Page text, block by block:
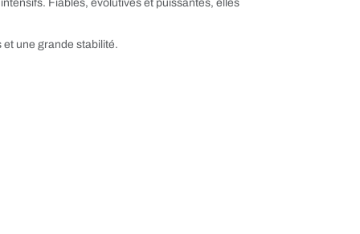
Fiables, évolutives et puissantes, elles
une grande stabilité.